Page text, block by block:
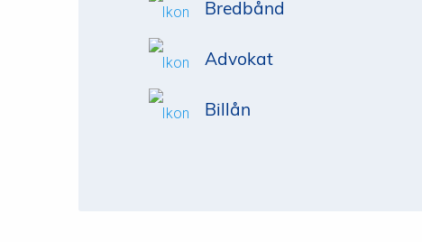
Bredbånd
Advokat
Billån